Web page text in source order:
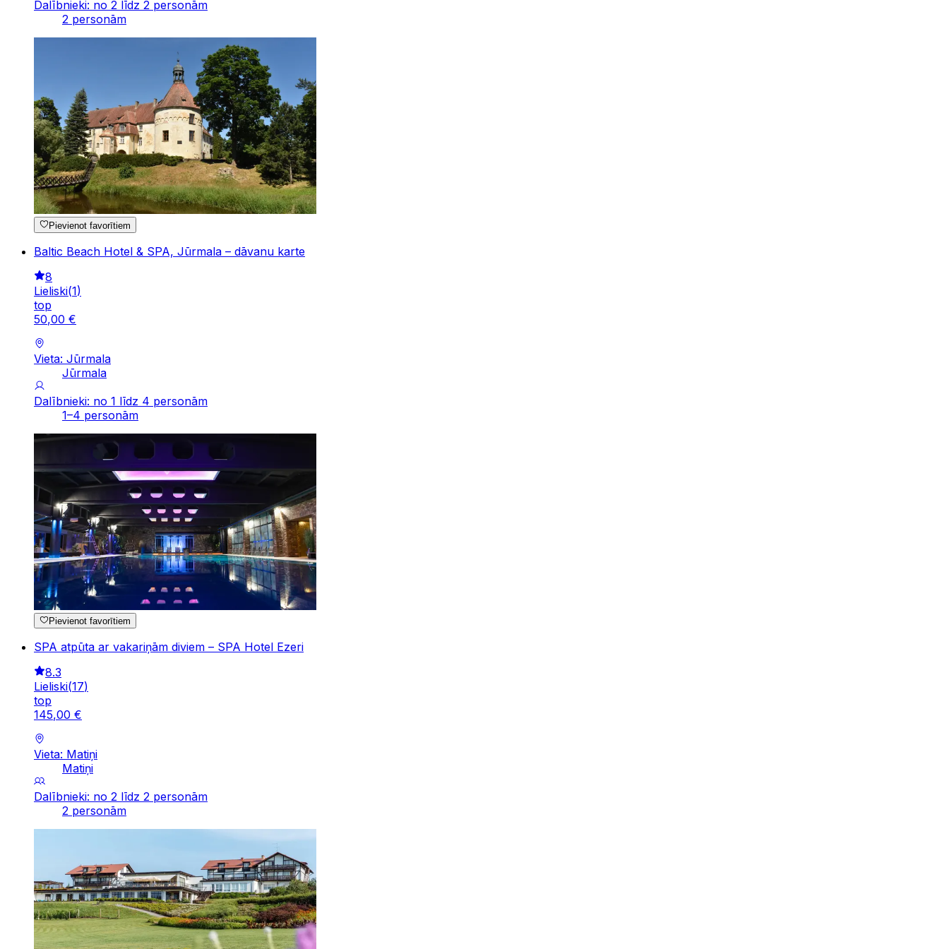
Dalībnieki: no 2 līdz 2 personām
2 personām
Pievienot favorītiem
Baltic Beach Hotel & SPA, Jūrmala – dāvanu karte
8
Lieliski(1)
top
50,00 €
Vieta: Jūrmala
Jūrmala
Dalībnieki: no 1 līdz 4 personām
1–4 personām
Pievienot favorītiem
SPA atpūta ar vakariņām diviem – SPA Hotel Ezeri
8.3
Lieliski(17)
top
145,00 €
Vieta: Matiņi
Matiņi
Dalībnieki: no 2 līdz 2 personām
2 personām